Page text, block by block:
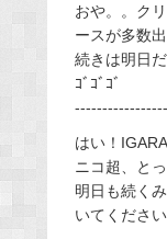
おや。。ク
ースが多数
続きは明日
ｺﾞｺﾞｺﾞ
はい！
ニコ超、と
明日も続く
いてくださ